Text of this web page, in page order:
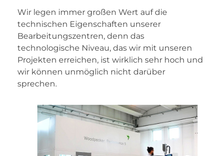
Wir legen immer großen Wert auf die
technischen Eigenschaften unserer
Bearbeitungszentren, denn das
technologische Niveau, das wir mit unseren
Projekten erreichen, ist wirklich sehr hoch und
wir können unmöglich nicht darüber
sprechen.